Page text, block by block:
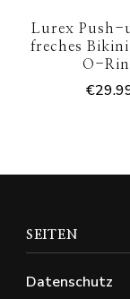
Lurex Push-
freches
O-
€
SEITEN
Datenschutz